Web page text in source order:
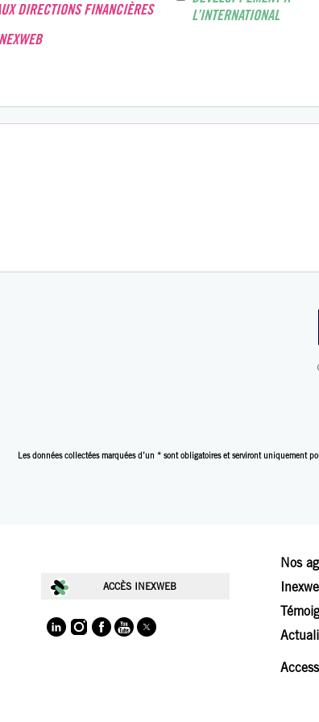
DIRECTIONS FINANCIÈRES
L’INTERNATIONAL
Les données collectées marquées d’un * sont obligatoires et serviront uniquement
ACCÈS INEXWEB
Nos